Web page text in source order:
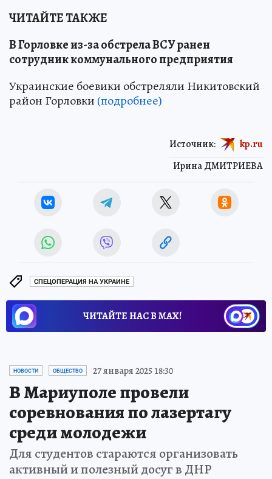
ЧИТАЙТЕ ТАКЖЕ
В Горловке из-за обстрела ВСУ ранен
сотрудник коммунального предприятия
Украинские боевики обстреляли Никитовский
район Горловки (подробнее)
Ирина ДМИТРИЕВА
Источник: kp.ru
СПЕЦОПЕРАЦИЯ НА УКРАИНЕ
ЧИТАЙТЕ НАС В МАХ!
НОВОСТИ ОБЩЕСТВО 27 января 2025 18:30
В Мариуполе провели
соревнования по лазертагу
среди молодежи
Для студентов стараются организовать
активный и полезный досуг в ДНР